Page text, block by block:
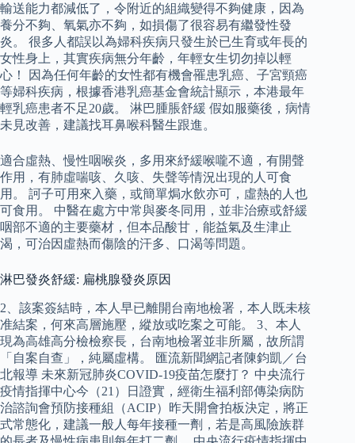
輸送能力都減低了，令附近的組織變得不夠健康，因為
養分不夠、氧氣亦不夠，如損傷了很容易有繼發性發
炎。 很多人都誤以為婦科疾病只發生於已生育或年長的
女性身上，其實疾病無分年齡，年輕女生切勿掉以輕
心！ 因為任何年齡的女性都有機會罹患乳癌、子宮頸癌
等婦科疾病，根據香港乳癌基金會統計顯示，本港最年
輕乳癌患者不足20歲。 淋巴腫脹舒緩 假如服藥後，病情
未見改善，建議找耳鼻喉科醫生跟進。
適合虛熱、慢性咽喉炎，多用來紓緩喉嚨不適，有開聲
作用，有肺虛喘咳、久咳、失聲等情況出現的人可食
用。 訶子可用來入藥，或簡單焗水飲亦可，虛熱的人也
可食用。 中醫在處方中常與麥冬同用，並非治療或舒緩
咽部不適的主要藥材，但本品酸甘，能益氣及生津止
渴，可治因虛熱而傷陰的汗多、口渴等問題。
淋巴發炎舒緩: 扁桃腺發炎原因
2、該案簽結時，本人早已離開台南地檢署，本人既未核
准結案，何來高層施壓，縱放或吃案之可能。 3、本人
現為高雄高分檢檢察長，台南地檢署並非所屬，故所謂
「自案自查」，純屬虛構。 匯流新聞網記者陳鈞凱／台
北報導 未來新冠肺炎COVID-19疫苗怎麼打？ 中央流行
疫情指揮中心今（21）日證實，經衛生福利部傳染病防
治諮詢會預防接種組（ACIP）昨天開會拍板決定，將正
式常態化，建議一般人每年接種一劑，若是高風險族群